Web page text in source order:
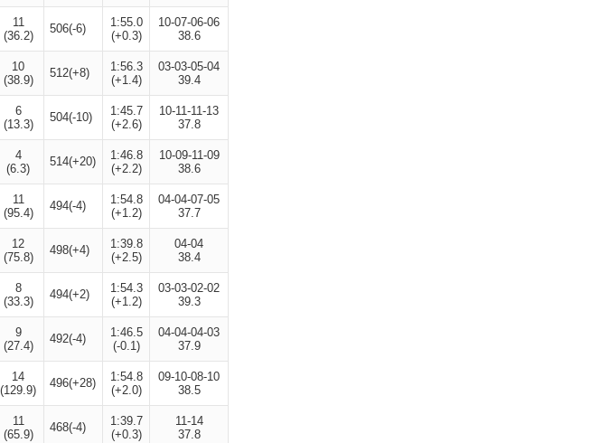
11
(36.2)
506(-6)
1:55.0
(+0.3)
10-07-06-06
38.6
10
(38.9)
512(+8)
1:56.3
(+1.4)
03-03-05-04
39.4
6
(13.3)
504(-10)
1:45.7
(+2.6)
10-11-11-13
37.8
4
(6.3)
514(+20)
1:46.8
(+2.2)
10-09-11-09
38.6
11
(95.4)
494(-4)
1:54.8
(+1.2)
04-04-07-05
37.7
12
(75.8)
498(+4)
1:39.8
(+2.5)
04-04
38.4
8
(33.3)
494(+2)
1:54.3
(+1.2)
03-03-02-02
39.3
9
(27.4)
492(-4)
1:46.5
(-0.1)
04-04-04-03
37.9
14
(129.9)
496(+28)
1:54.8
(+2.0)
09-10-08-10
38.5
11
(65.9)
468(-4)
1:39.7
(+0.3)
11-14
37.8